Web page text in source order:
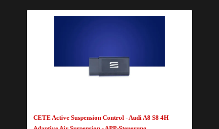
CETE Active Suspension Control - Audi A8 S8 4H